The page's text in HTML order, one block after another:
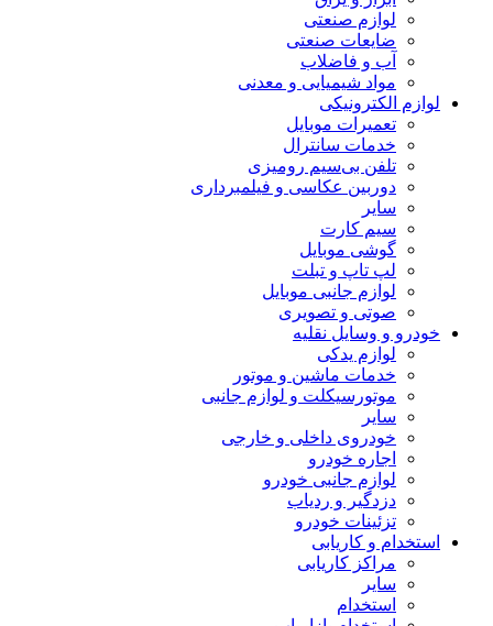
لوازم صنعتی
ضایعات صنعتی
آب و فاضلاب
مواد شیمیایی و معدنی
لوازم الکترونیکی
تعمیرات موبایل
خدمات سانترال
تلفن بی‌سیم رومیزی
دوربین عکاسی و فیلمبرداری
سایر
سیم کارت
گوشی موبایل
لپ تاپ و تبلت
لوازم جانبی موبایل
صوتی و تصویری
خودرو و وسایل نقلیه
لوازم یدکی
خدمات ماشین و موتور
موتورسیکلت و لوازم جانبی
سایر
خودروی داخلی و خارجی
اجاره خودرو
لوازم جانبی خودرو
دزدگیر و ردیاب
تزئینات خودرو
استخدام و کاریابی
مراکز کاریابی
سایر
استخدام